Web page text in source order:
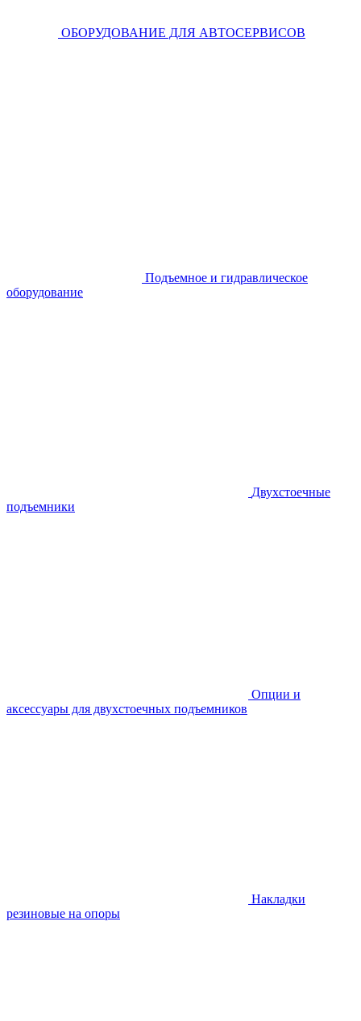
ОБОРУДОВАНИЕ ДЛЯ АВТОСЕРВИСОВ
Подъемное и гидравлическое
оборудование
Двухстоечные
подъемники
Опции и
аксессуары для двухстоечных подъемников
Накладки
резиновые на опоры